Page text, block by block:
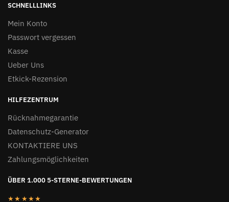
SCHNELLLINKS
Mein Konto
Passwort vergessen
Kasse
Ueber Uns
Etkick-Rezension
HILFEZENTRUM
Rücknahmegarantie
Datenschutz-Generator
KONTAKTIERE UNS
Zahlungsmöglichkeiten
ÜBER 1.000 5-STERNE-BEWERTUNGEN
★★★★★